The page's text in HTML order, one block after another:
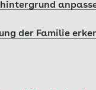
der Familie